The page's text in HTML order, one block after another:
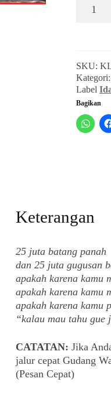
120,
1988)
SKU:
Kategori:
Label
Bagikan
Keterangan
25 juta batang panah
dan 25 juta gugusan
apakah karena kamu
apakah karena kamu
apakah karena kamu
“kalau mau tahu
CATATAN: Jika
jalur cepat Gudang
(Pesan Cepat)